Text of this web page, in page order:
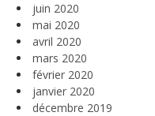
juin 2020
mai 2020
avril 2020
mars 2020
février 2020
janvier 2020
décembre 2019